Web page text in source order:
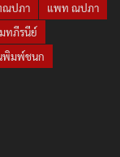
ปภา
แพท ณปภา
ทภีรนีย์
พิมพ์ชนก